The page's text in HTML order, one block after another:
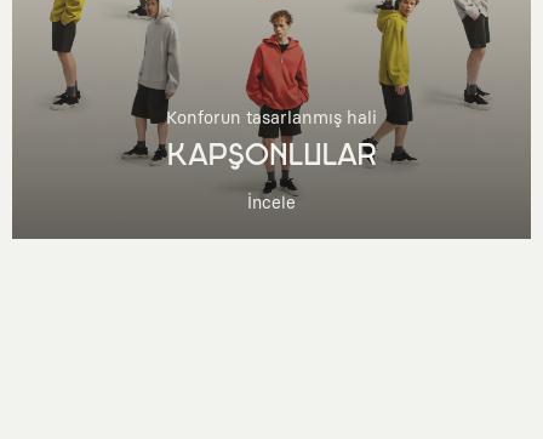
Konforun tasarlanmış hali
KAPŞONLULAR
İncele